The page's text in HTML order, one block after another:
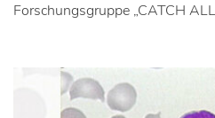
Forschungsgruppe „CATCH